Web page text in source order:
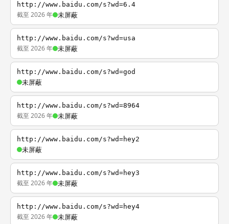
http://www.baidu.com/s?wd=6.4
截至 2026 年 未屏蔽
http://www.baidu.com/s?wd=usa
截至 2026 年 未屏蔽
http://www.baidu.com/s?wd=god
未屏蔽
http://www.baidu.com/s?wd=8964
截至 2026 年 未屏蔽
http://www.baidu.com/s?wd=hey2
未屏蔽
http://www.baidu.com/s?wd=hey3
截至 2026 年 未屏蔽
http://www.baidu.com/s?wd=hey4
截至 2026 年 未屏蔽